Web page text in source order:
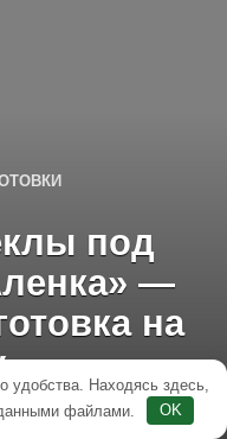
под
—
на
удобства. Находясь здесь,
файлами.
OK